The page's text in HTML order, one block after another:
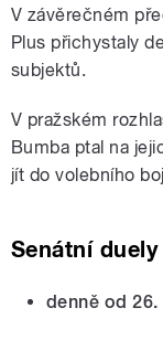
V závěrečném
Plus přichystaly
subjektů.
V pražském
Bumba ptal na
jít do volebního
Senátní duely
denně od 26.